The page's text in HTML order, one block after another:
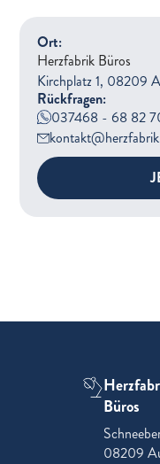
Ort:
Herzfabrik Büros
Kirchplatz 1, 08209
Rückfragen:
037468 - 68 82
Büros
08209